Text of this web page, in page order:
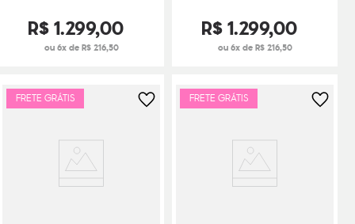
R$1.299,00
ou 6x de R$ 216,50
R$1.299,00
ou 6x de R$ 216,50
FRETE GRÁTIS FRETE GRÁTIS